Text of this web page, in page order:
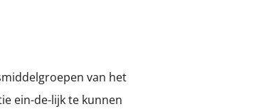
van het
ein-de-lijk te kunnen